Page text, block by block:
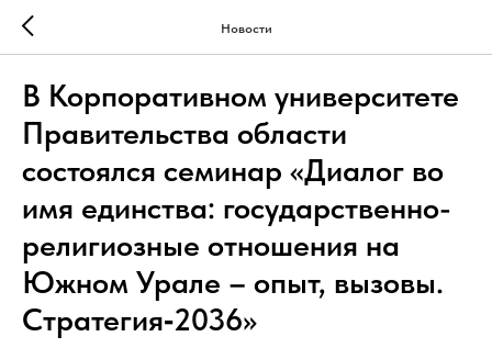
Новости
В Корпоративном университете
Правительства области
состоялся семинар «Диалог во
имя единства: государственно-
религиозные отношения на
Южном Урале – опыт, вызовы.
Стратегия‑2036»